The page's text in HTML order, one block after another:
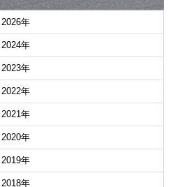
2026年
2024年
2023年
2022年
2021年
2020年
2019年
2018年